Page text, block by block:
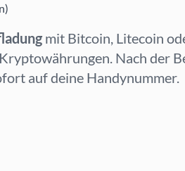
)
mit Bitcoin, Litecoin
Nach der
auf deine Handynummer.